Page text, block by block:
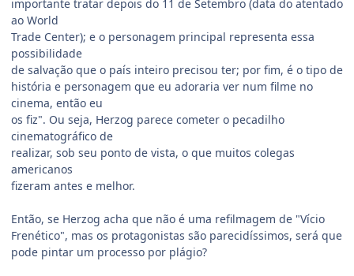
importante tratar depois do 11 de Setembro (data do atentado
ao World
Trade Center); e o personagem principal representa essa
possibilidade
de salvação que o país inteiro precisou ter; por fim, é o tipo de
história e personagem que eu adoraria ver num filme no
cinema, então eu
os fiz". Ou seja, Herzog parece cometer o pecadilho
cinematográfico de
realizar, sob seu ponto de vista, o que muitos colegas
americanos
fizeram antes e melhor.
Então, se Herzog acha que não é uma refilmagem de "Vício
Frenético", mas os protagonistas são parecidíssimos, será que
pode pintar um processo por plágio?